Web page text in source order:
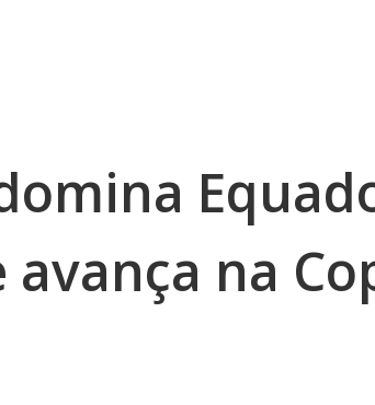
avança na